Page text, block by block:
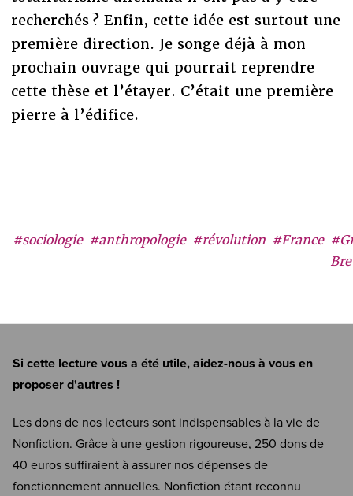
#sociologie #anthropologie #révolution #France
recherchés ? Enfin, cette idée est surtout une
première direction. Je songe déjà à mon
prochain ouvrage qui pourrait reprendre
cette thèse et l’étayer. C’était une première
pierre à l’édifice.
Si cette lecture vous a été utile, aidez-nous à vous en
proposer d'autres !
Les dons de nos lecteurs sont indispensables à la vie de
Nonfiction. Grâce à une gestion rigoureuse, 250 dons de
40 euros suffiraient à assurer nos dépenses de
fonctionnement annuelles. Nonfiction étant reconnu